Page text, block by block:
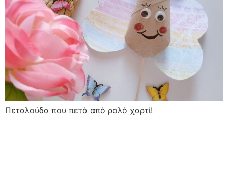
Πεταλούδα που πετά από ρολό χαρτί!